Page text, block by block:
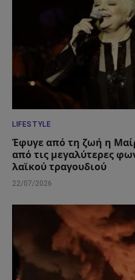
LIFESTYLE
Έφυγε από τη ζωή η
από τις μεγαλύτερες
λαϊκού τραγουδιού
22/07/2026